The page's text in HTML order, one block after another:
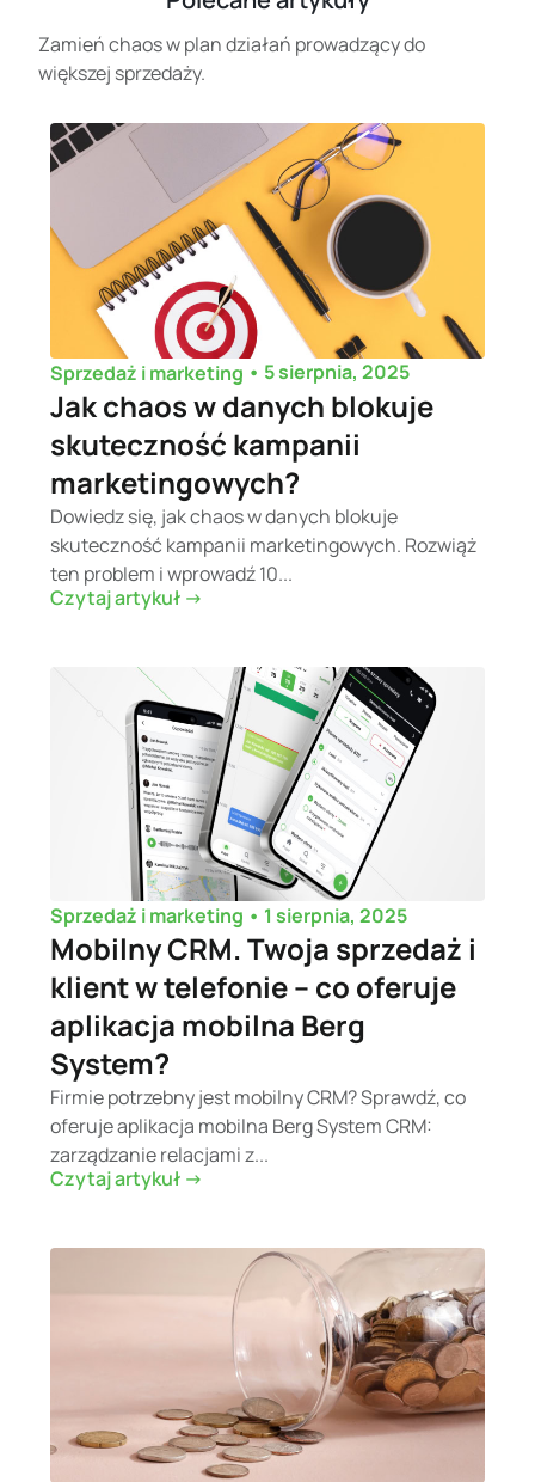
Zamień chaos w plan działań prowadzący do
większej sprzedaży.
Sprzedaż i marketing • 5 sierpnia, 2025
Jak chaos w danych blokuje
skuteczność kampanii
marketingowych?
Dowiedz się, jak chaos w danych blokuje
skuteczność kampanii marketingowych. Rozwiąż
ten problem i wprowadź 10...
Czytaj artykuł ->
Sprzedaż i marketing • 1 sierpnia, 2025
Mobilny CRM. Twoja sprzedaż i
klient w telefonie – co oferuje
aplikacja mobilna Berg
System?
Firmie potrzebny jest mobilny CRM? Sprawdź, co
oferuje aplikacja mobilna Berg System CRM:
zarządzanie relacjami z...
Czytaj artykuł ->